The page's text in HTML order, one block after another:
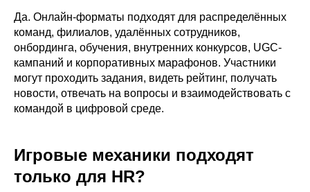
Да. Онлайн-форматы подходят для распределённых
команд, филиалов, удалённых сотрудников,
онбординга, обучения, внутренних конкурсов, UGC-
кампаний и корпоративных марафонов. Участники
могут проходить задания, видеть рейтинг, получать
новости, отвечать на вопросы и взаимодействовать с
командой в цифровой среде.
Игровые механики подходят
только для HR?